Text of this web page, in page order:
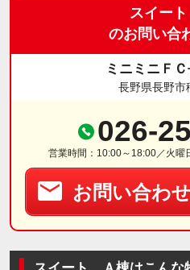
スイー
のお問い合
ミニミニＦ
長野県長野市
026-
営業時間：10:00～18:00／火曜
お問い合わ